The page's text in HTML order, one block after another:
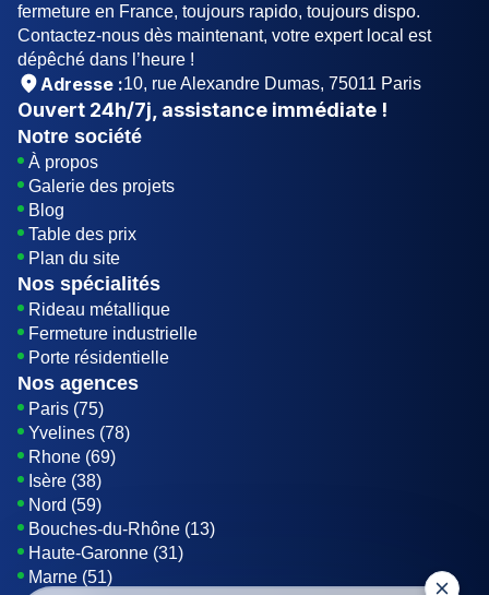
fermeture en France, toujours rapido, toujours dispo.
Contactez-nous dès maintenant, votre expert local est
dépêché dans l’heure !
Adresse :10, rue Alexandre Dumas, 75011 Paris
Ouvert 24h/7j , assistance immédiate !
Notre société
À propos
Galerie des projets
Blog
Table des prix
Plan du site
Nos spécialités
Rideau métallique
Fermeture industrielle
Porte résidentielle
Nos agences
Paris (75)
Yvelines (78)
Rhone (69)
Isère (38)
Nord (59)
Bouches-du-Rhône (13)
Haute-Garonne (31)
Marne (51)